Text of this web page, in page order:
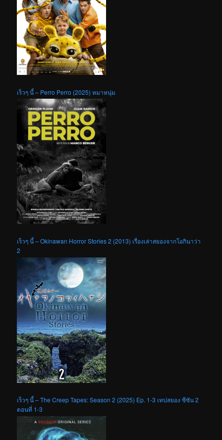
เร็วๆ นี้ – Perro Perro (2025) หมาหนุ่ม
เร็วๆ นี้ – Okinawan Horror Stories 2 (2013) เรื่องเล่าสยองจากโอกินาว่า
2
เร็วๆ นี้ – The Creep Tapes: Season 2 (2025) Ep. 1-3 เทปสยอง ซีซัน 2
ตอนที่ 1-3